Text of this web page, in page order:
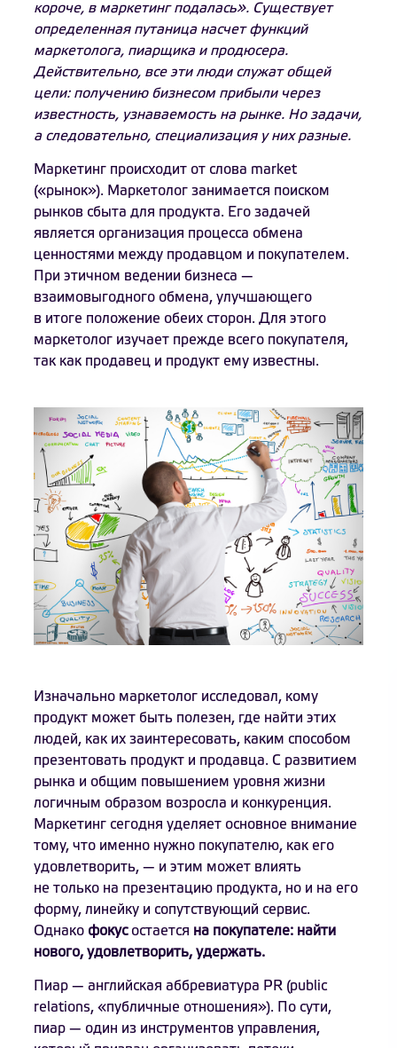
короче, в маркетинг подалась». Существует
определенная путаница насчет функций
маркетолога, пиарщика и продюсера.
Действительно, все эти люди служат общей
цели: получению бизнесом прибыли через
известность, узнаваемость на рынке. Но задачи,
а следовательно, специализация у них разные.
Маркетинг происходит от слова market
(«рынок»). Маркетолог занимается поиском
рынков сбыта для продукта. Его задачей
является организация процесса обмена
ценностями между продавцом и покупателем.
При этичном ведении бизнеса —
взаимовыгодного обмена, улучшающего
в итоге положение обеих сторон. Для этого
маркетолог изучает прежде всего покупателя,
так как продавец и продукт ему известны.
Изначально маркетолог исследовал, кому
продукт может быть полезен, где найти этих
людей, как их заинтересовать, каким способом
презентовать продукт и продавца. С развитием
рынка и общим повышением уровня жизни
логичным образом возросла и конкуренция.
Маркетинг сегодня уделяет основное внимание
тому, что именно нужно покупателю, как его
удовлетворить, — и этим может влиять
не только на презентацию продукта, но и на его
форму, линейку и сопутствующий сервис.
Однако фокусостается на покупателе: найти
нового, удовлетворить, удержать.
Пиар — английская аббревиатура PR (public
relations, «публичные отношения»). По сути,
пиар — один из инструментов управления,